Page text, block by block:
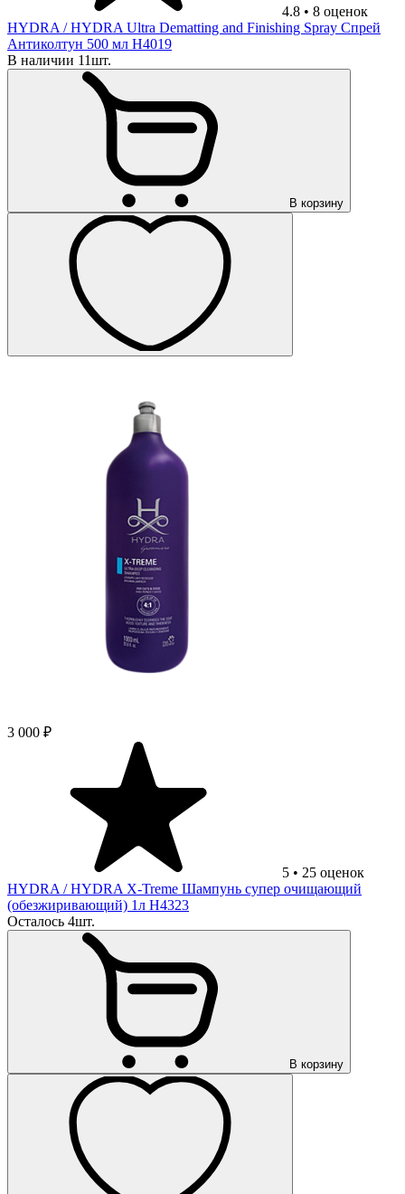
4.8 • 8 оценок
HYDRA / HYDRA Ultra Dematting and Finishing Spray Спрей
Антиколтун 500 мл H4019
В наличии 11шт.
В корзину
3 000 ₽
5 • 25 оценок
HYDRA / HYDRA X-Treme Шампунь супер очищающий
(обезжиривающий) 1л H4323
Осталось 4шт.
В корзину